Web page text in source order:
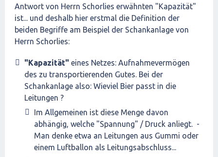
Antwort von Herrn Schorlies erwähnten "Kapazität"
ist... und deshalb hier erstmal die Definition der
beiden Begriffe am Beispiel der Schankanlage von
Herrn Schorlies:
"Kapazität" eines Netzes: Aufnahmevermögen
des zu transportierenden Gutes. Bei der
Schankanlage also: Wieviel Bier passt in die
Leitungen ?
Im Allgemeinen ist diese Menge davon
abhängig, welche "Spannung" / Druck anliegt. -
Man denke etwa an Leitungen aus Gummi oder
einem Luftballon als Leitungsabschluss...